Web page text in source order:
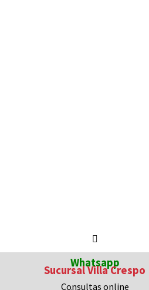
Whatsapp
Consultas online
Sucursal Villa Crespo